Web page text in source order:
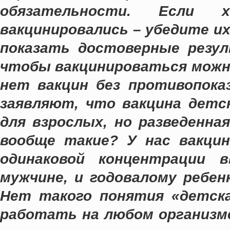
обязательности.
вакцинировались – убедите
показать достоверные
чтобы вакцинироваться
нет вакцин без
заявляют, что вакцина
для взрослых, но
вообще такие? У нас
одинаковой концентрации
мужчине, и годовалому
Нет такого понятия
работать на любом